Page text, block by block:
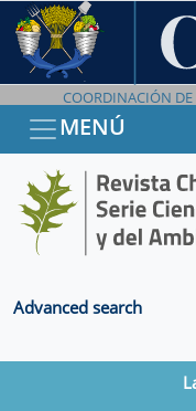
COORDINACIÓN DE
MENÚ
Advanced search